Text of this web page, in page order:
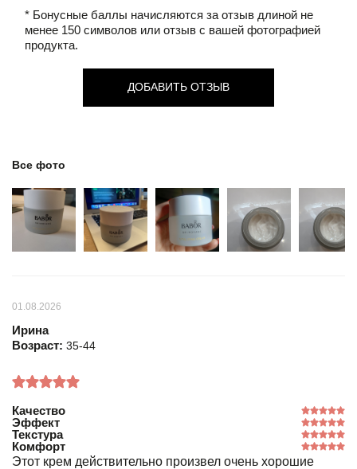
* Бонусные баллы начисляются за отзыв длиной не
менее 150 символов или отзыв с вашей фотографией
продукта.
ДОБАВИТЬ ОТЗЫВ
Все фото
01.08.2026
Ирина
Возраст: 35-44
Качество
Эффект
Текстура
Комфорт
Этот крем действительно произвел очень хорошие